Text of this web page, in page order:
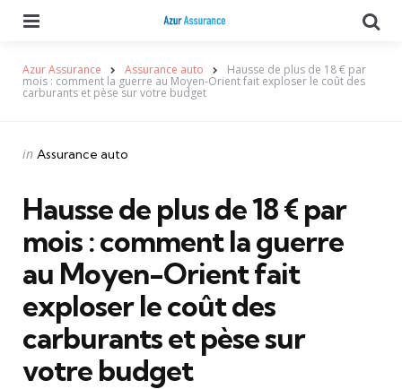
Azur Assurance Assurance auto Hausse de plus de 18 € par
mois : comment la guerre au Moyen-Orient fait exploser le coût des
carburants et pèse sur votre budget
Categories
Posted
in Assurance auto
Hausse de plus de 18 € par
mois : comment la guerre
au Moyen-Orient fait
exploser le coût des
carburants et pèse sur
votre budget